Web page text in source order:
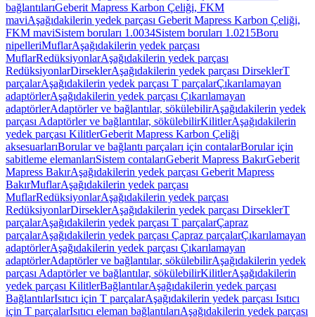
bağlantılarıGeberit Mapress Karbon Çeliği, FKM
maviAşağıdakilerin yedek parçası Geberit Mapress Karbon Çeliği,
FKM maviSistem boruları 1.0034Sistem boruları 1.0215Boru
nipelleriMuflarAşağıdakilerin yedek parçası
MuflarRedüksiyonlarAşağıdakilerin yedek parçası
RedüksiyonlarDirseklerAşağıdakilerin yedek parçası DirseklerT
parçalarAşağıdakilerin yedek parçası T parçalarÇıkarılamayan
adaptörlerAşağıdakilerin yedek parçası Çıkarılamayan
adaptörlerAdaptörler ve bağlantılar, sökülebilirAşağıdakilerin yedek
parçası Adaptörler ve bağlantılar, sökülebilirKilitlerAşağıdakilerin
yedek parçası KilitlerGeberit Mapress Karbon Çeliği
aksesuarlarıBorular ve bağlantı parçaları için contalarBorular için
sabitleme elemanlarıSistem contalarıGeberit Mapress BakırGeberit
Mapress BakırAşağıdakilerin yedek parçası Geberit Mapress
BakırMuflarAşağıdakilerin yedek parçası
MuflarRedüksiyonlarAşağıdakilerin yedek parçası
RedüksiyonlarDirseklerAşağıdakilerin yedek parçası DirseklerT
parçalarAşağıdakilerin yedek parçası T parçalarÇapraz
parçalarAşağıdakilerin yedek parçası Çapraz parçalarÇıkarılamayan
adaptörlerAşağıdakilerin yedek parçası Çıkarılamayan
adaptörlerAdaptörler ve bağlantılar, sökülebilirAşağıdakilerin yedek
parçası Adaptörler ve bağlantılar, sökülebilirKilitlerAşağıdakilerin
yedek parçası KilitlerBağlantılarAşağıdakilerin yedek parçası
BağlantılarIsıtıcı için T parçalarAşağıdakilerin yedek parçası Isıtıcı
için T parçalarIsıtıcı eleman bağlantılarıAşağıdakilerin yedek parçası